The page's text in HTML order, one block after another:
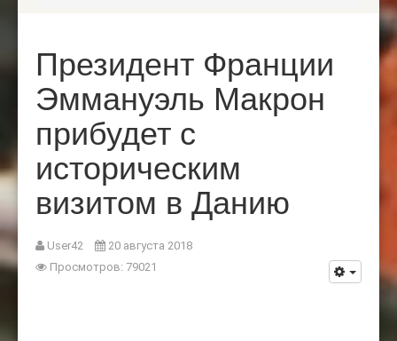
Президент Франции
Эммануэль Макрон
прибудет с
историческим
визитом в Данию
User42
20 августа 2018
Просмотров: 79021